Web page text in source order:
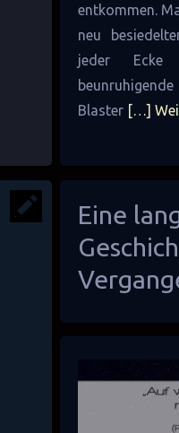
entkommen.
neu
jeder Ecke
Blaster […]
Eine